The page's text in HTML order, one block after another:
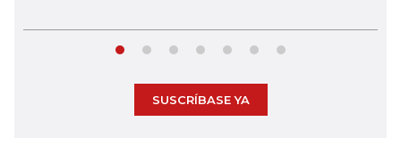
SUSCRÍBASE YA